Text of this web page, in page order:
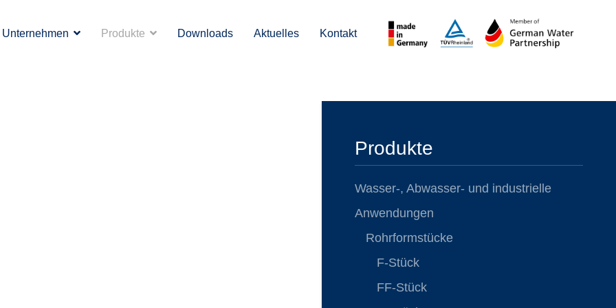
Unternehmen Produkte Downloads Aktuelles Kontakt
Produkte
Wasser-, Abwasser- und industrielle
Anwendungen
Rohrformstücke
F-Stück
FF-Stück